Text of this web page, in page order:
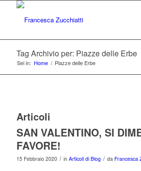
Tag Archivio per: Piazze delle Erbe
Sei in: Home / Piazze delle Erbe
Articoli
SAN VALENTINO, SI
FAVORE!
15 Febbraio 2020 / in Articoli di Blog / da Francesca